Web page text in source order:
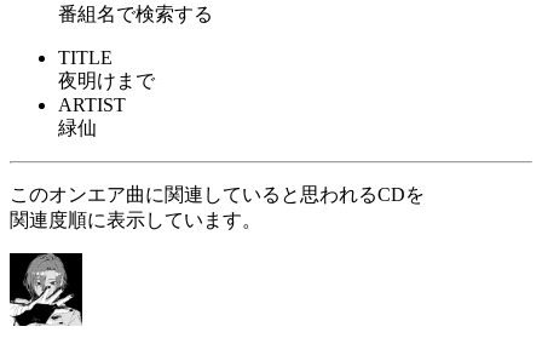
番組名で検索する
TITLE
夜明けまで
ARTIST
緑仙
このオンエア曲に関連していると思われるCDを
関連度順に表示しています。